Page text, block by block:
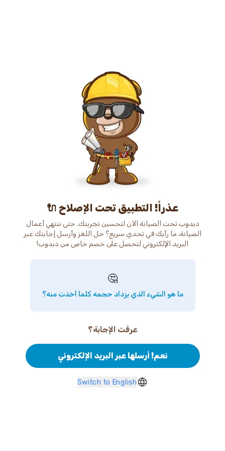
عذراً! التطبيق تحت الإصلاح 🔌
دبدوب تحت الصيانة الآن لتحسين تجربتك. حتى ننتهي أعمال
الصيانة، ما رأيك في تحدي سريع؟ حل اللغز وأرسل إجابتك عبر
البريد الإلكتروني لتحصل على خصم خاص من دبدوب!
🤔
ما هو الشيء الذي يزداد حجمه كلما أخذت منه؟
عرفت الإجابة؟
نعم! أرسلها عبر البريد الإلكتروني
Switch to English